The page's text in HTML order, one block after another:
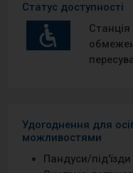
Статус доступності
Удогоднення для
можливостями
Пандуси/під′їзди